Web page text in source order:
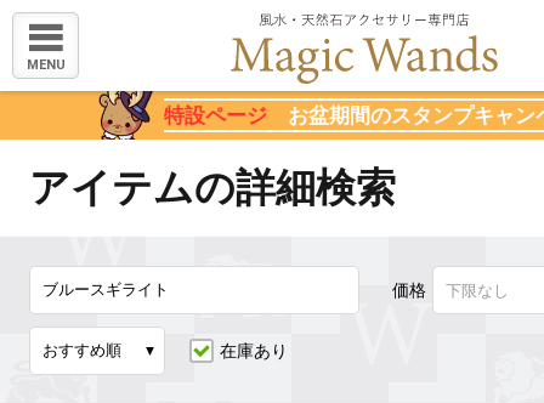
MENU
特設ページ お盆期間のスタンプキャン
アイテムの詳細検索
価格
在庫あり